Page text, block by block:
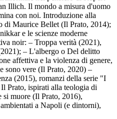
Illich. Il mondo a misura d'uomo
con noi. Introduzione alla
di Maurice Bellet (Il Prato, 2014);
e le scienze moderne
noir: – Troppa verità (2021),
– L'albergo o Del delitto
affettiva e la violenza di genere,
sono vere (Il Prato, 2020) –
(2015), romanzi della serie "I
Prato, ispirati alla teologia di
si muore (Il Prato, 2016),
a Napoli (e dintorni),